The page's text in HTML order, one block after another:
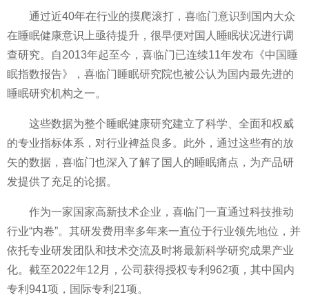
通过近40年在行业的摸爬滚打，喜临门意识到国内大众
在睡眠健康意识上亟待提升，很早便对国人睡眠状况进行调
查研究。自2013年起至今，喜临门已连续11年发布《中国睡
眠指数报告》，喜临门睡眠研究院也被公认为国内最先进的
睡眠研究机构之一。
这些数据为整个睡眠健康研究建立了科学、全面和权威
的专业指标体系，对行业裨益良多。此外，通过这些有的放
矢的数据，喜临门也深入了解了国人的睡眠痛点，为产品研
发提供了充足的论据。
作为一家国家高新技术企业，喜临门一直通过科技推动
行业“内卷”。其研发费用率多年来一直位于行业领先地位，并
依托专业研发团队和技术交流及时将最新科学研究成果产业
化。截至2022年12月，公司获得授权专利962项，其中国内
专利941项，国际专利21项。